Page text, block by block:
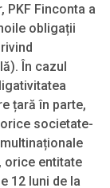
PKF Finconta a
obligații
În cazul
țară în parte,
societate-
orice entitate
12 luni de la